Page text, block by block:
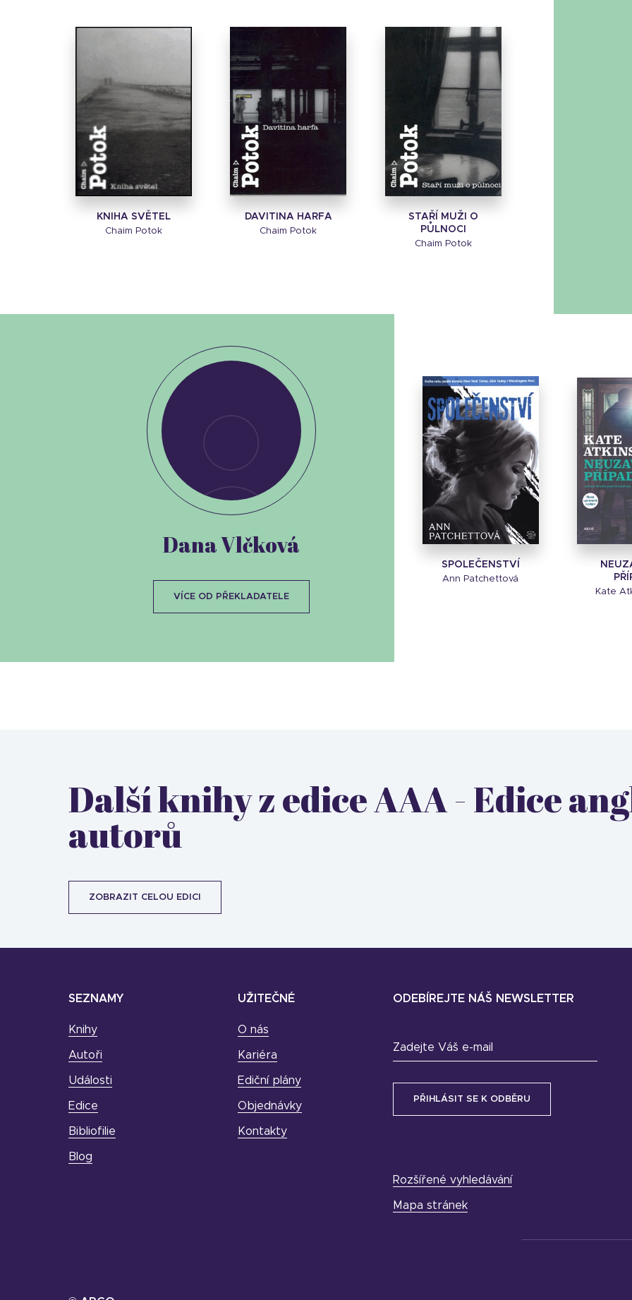
KNIHA SVĚTEL
Chaim Potok
DAVITINA HARFA
Chaim Potok
STAŘÍ MUŽI O
PŮLNOCI
Chaim Potok
SPOLEČENSTVÍ
Ann Patchettová
Kate
Dana Vlčková
VÍCE OD PŘEKLADATELE
Další knihy z edice AAA - Edice
autorů
ZOBRAZIT CELOU EDICI
SEZNAMY
Knihy
Autoři
Události
Edice
Bibliofilie
Blog
UŽITEČNÉ
O nás
Kariéra
Ediční plány
Objednávky
Kontakty
ODEBÍREJTE NÁŠ NEWSLETTER
Zadejte Váš e-mail
Rozšířené vyhledávání
Mapa stránek